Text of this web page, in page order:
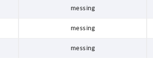
messing
messing
messing